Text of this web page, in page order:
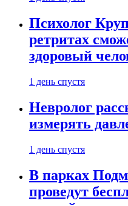
Психолог
ретритах
здоровый
1 день спустя
Невролог
измерять
1 день спустя
В парках
проведут